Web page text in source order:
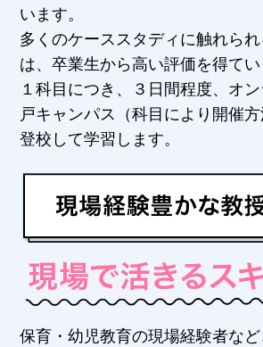
います。
多くのケーススタディに触れら
は、卒業生から高い評価を得てい
１科目につき、３日間程度、オ
戸キャンパス（科目により開催
登校して学習します。
保育・幼児教育の現場経験者な